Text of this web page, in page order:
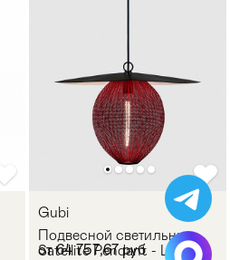
Gubi
Подвесной светильник
Satellite Pendant - L (Dia.
от 64 757,67 руб